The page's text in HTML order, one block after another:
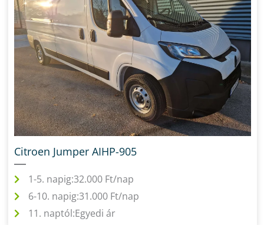
Citroen Jumper AIHP-905
1-5. napig:32.000 Ft/nap
6-10. napig:31.000 Ft/nap
11. naptól:Egyedi ár